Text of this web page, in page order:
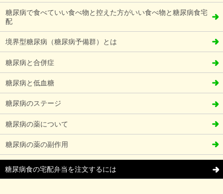
糖尿病で食べていい食べ物と控えた方がいい食べ物と糖尿病食宅
配
境界型糖尿病（糖尿病予備群）とは
糖尿病と合併症
糖尿病と低血糖
糖尿病のステージ
糖尿病の薬について
糖尿病の薬の副作用
糖尿病食の宅配弁当を注文するには